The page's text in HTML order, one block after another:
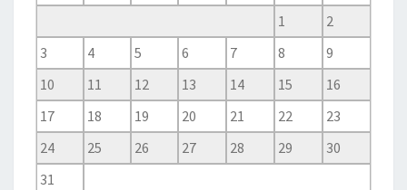
1
2
3
4 5 6 7 8
9
10
11 12 13 14 15
16
17
18 19 20 21 22
23
24
25 26 27 28 29
30
31